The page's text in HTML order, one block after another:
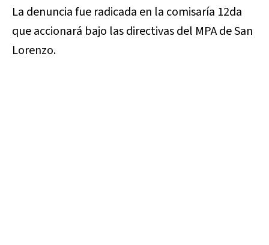
La denuncia fue radicada en la comisaría 12da
que accionará bajo las directivas del MPA de San
Lorenzo.